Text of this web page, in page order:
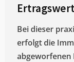
Bei dieser
erfolgt die
abgeworfenen